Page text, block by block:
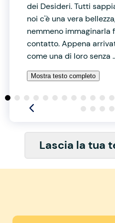
dei Desideri. Tutti
noi c'è una vera
nemmeno immaginarla
contatto. Appena
come una di loro senza
Mostra testo completo
Lascia la tua